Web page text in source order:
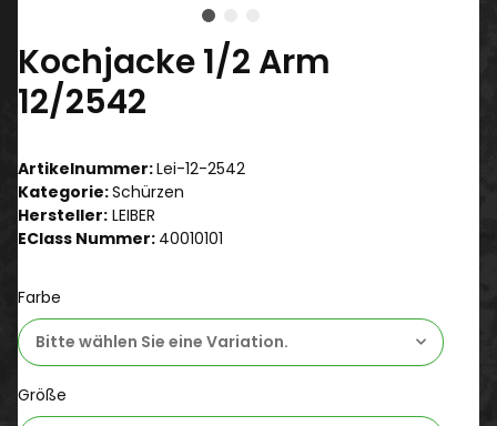
Kochjacke 1/2 Arm
12/2542
Artikelnummer:Lei-12-2542
Kategorie:Schürzen
Hersteller: LEIBER
EClass Nummer: 40010101
Farbe
Bitte wählen Sie eine Variation.
Größe